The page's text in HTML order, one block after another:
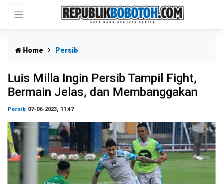
Home Persib
Luis Milla Ingin Persib Tampil Fight,
Bermain Jelas, dan Membanggakan
Persib 07-06-2023, 11:47